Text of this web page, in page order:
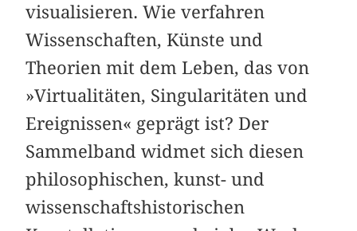
visualisieren. Wie verfahren
Wissenschaften, Künste und
Theorien mit dem Leben, das von
»Virtualitäten, Singularitäten und
Ereignissen« geprägt ist? Der
Sammelband widmet sich diesen
philosophischen, kunst- und
wissenschaftshistorischen